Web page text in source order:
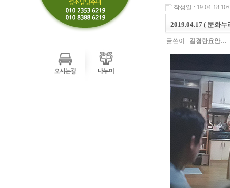
작성일 : 19-04-18
2019.04.17 ( 문화
글쓴이 : 김경란요안…